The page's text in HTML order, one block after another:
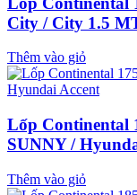
City / City 1.5
Thêm vào giỏ
Lốp Continental
SUNNY /
Thêm vào giỏ